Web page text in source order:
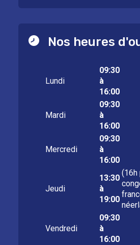
Nos heures
Lundi
09:30
à
16:00
Mardi
09:30
à
16:00
Mercredi
09:30
à
16:00
Jeudi
13:30
à
19:00
(16h
Vendredi
09:30
à
16:00